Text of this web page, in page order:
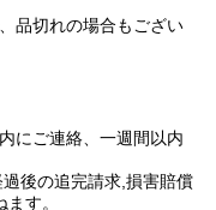
品切れの場合もござい
にご連絡、一週間以内
後の追完請求,損害賠償
す。